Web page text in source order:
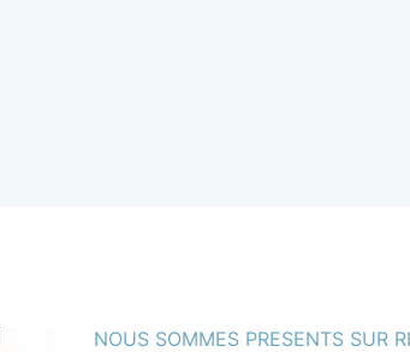
NOUS SOMMES PRESENTS SUR